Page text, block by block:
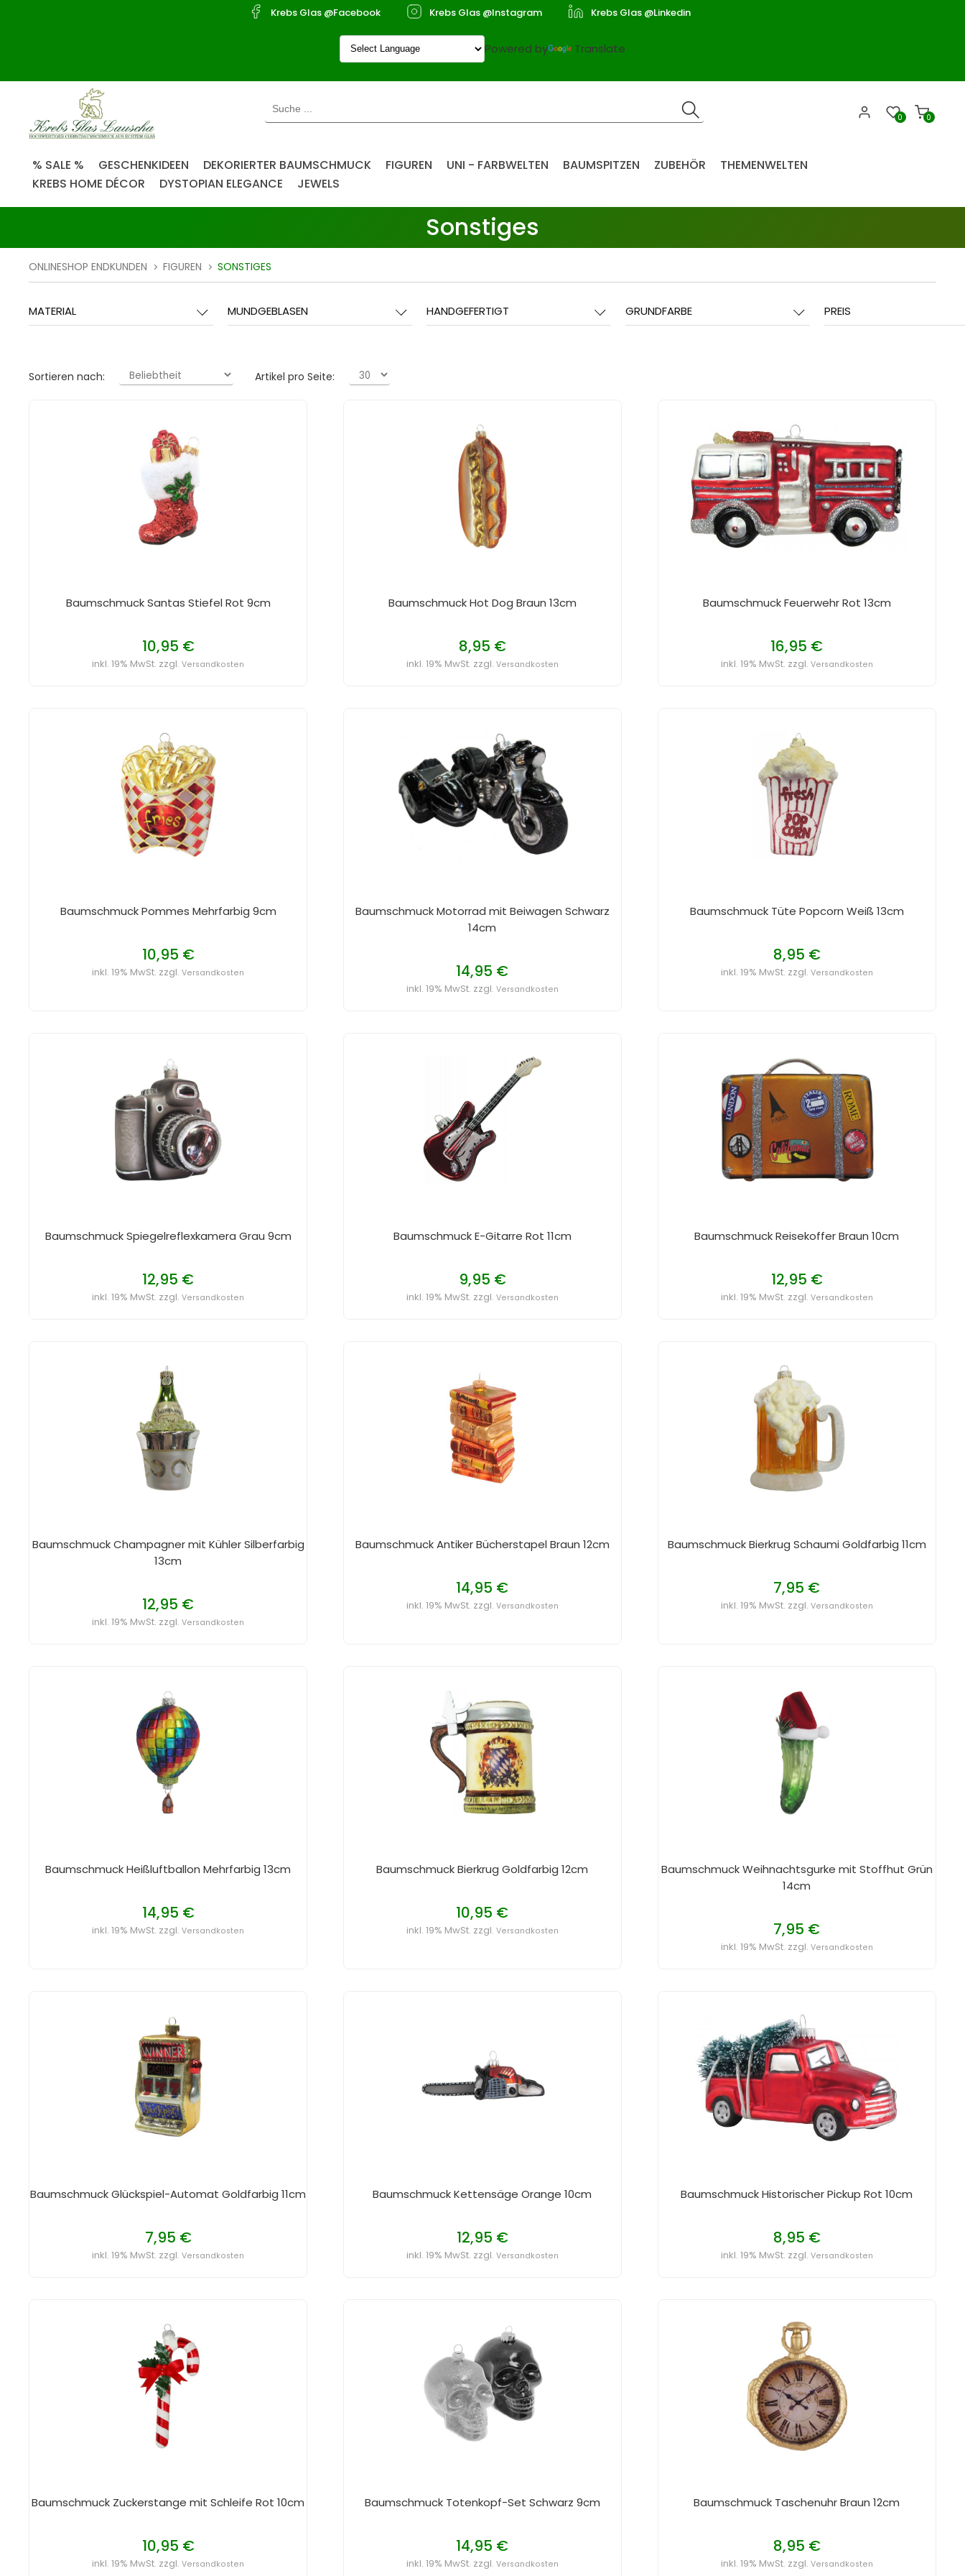
Barrierefreiheitsmenü
I,
springen.
(alt + i)
Krebs Glas @Facebook Krebs Glas @Instagram Krebs Glas @Linkedin
Powered by Translate
0
0
% SALE % GESCHENKIDEEN DEKORIERTER BAUMSCHMUCK FIGUREN UNI - FARBWELTEN BAUMSPITZEN ZUBEHÖR
THEMENWELTEN
KREBS HOME DÉCOR
DYSTOPIAN ELEGANCE JEWELS
Sonstiges
ONLINESHOP ENDKUNDEN FIGUREN SONSTIGES
MATERIAL MUNDGEBLASEN HANDGEFERTIGT GRUNDFARBE PREIS
Sortieren nach: Artikel pro Seite:
Baumschmuck Santas Stiefel Rot 9cm
10,95 €
inkl. 19% MwSt. zzgl.Versandkosten
Baumschmuck Hot Dog Braun 13cm
8,95 €
inkl. 19% MwSt. zzgl. Versandkosten
Baumschmuck Feuerwehr Rot 13cm
16,95 €
inkl. 19% MwSt. zzgl. Versandkosten
Baumschmuck Pommes Mehrfarbig 9cm
10,95 €
inkl. 19% MwSt. zzgl.Versandkosten
Baumschmuck Motorrad mit Beiwagen Schwarz
14cm
14,95 €
inkl. 19% MwSt. zzgl. Versandkosten
Baumschmuck Tüte Popcorn Weiß 13cm
8,95 €
inkl. 19% MwSt. zzgl. Versandkosten
Baumschmuck Spiegelreflexkamera Grau 9cm
12,95 €
inkl. 19% MwSt. zzgl.Versandkosten
Baumschmuck E-Gitarre Rot 11cm
9,95 €
inkl. 19% MwSt. zzgl. Versandkosten
Baumschmuck Reisekoffer Braun 10cm
12,95 €
inkl. 19% MwSt. zzgl. Versandkosten
Baumschmuck Champagner mit Kühler Silberfarbig
13cm
12,95 €
inkl. 19% MwSt. zzgl.Versandkosten
Baumschmuck Antiker Bücherstapel Braun 12cm
14,95 €
inkl. 19% MwSt. zzgl. Versandkosten
Baumschmuck Bierkrug Schaumi Goldfarbig 11cm
7,95 €
inkl. 19% MwSt. zzgl. Versandkosten
Baumschmuck Heißluftballon Mehrfarbig 13cm
14,95 €
inkl. 19% MwSt. zzgl.Versandkosten
Baumschmuck Bierkrug Goldfarbig 12cm
10,95 €
inkl. 19% MwSt. zzgl. Versandkosten
Baumschmuck Weihnachtsgurke mit Stoffhut Grün
14cm
7,95 €
inkl. 19% MwSt. zzgl. Versandkosten
Baumschmuck Glückspiel-Automat Goldfarbig 11cm
7,95 €
inkl. 19% MwSt. zzgl.Versandkosten
Baumschmuck Kettensäge Orange 10cm
12,95 €
inkl. 19% MwSt. zzgl. Versandkosten
Baumschmuck Historischer Pickup Rot 10cm
8,95 €
inkl. 19% MwSt. zzgl. Versandkosten
Baumschmuck Zuckerstange mit Schleife Rot 10cm
10,95 €
inkl. 19% MwSt. zzgl.Versandkosten
Baumschmuck Totenkopf-Set Schwarz 9cm
14,95 €
inkl. 19% MwSt. zzgl. Versandkosten
Baumschmuck Taschenuhr Braun 12cm
8,95 €
inkl. 19% MwSt. zzgl. Versandkosten